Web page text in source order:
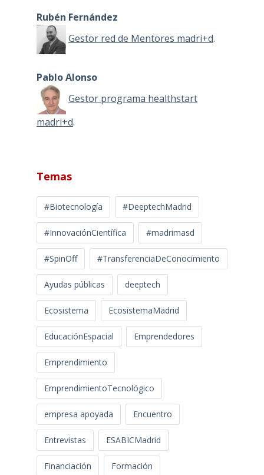
Rubén Fernández
Gestor red de Mentores madri+d.
Pablo Alonso
Gestor programa healthstart
madri+d.
Temas
#Biotecnología #DeeptechMadrid
#InnovaciónCientífica #madrimasd
#SpinOff #TransferenciaDeConocimiento
Ayudas públicas deeptech
Ecosistema EcosistemaMadrid
EducaciónEspacial Emprendedores
Emprendimiento
EmprendimientoTecnológico
empresa apoyada Encuentro
Entrevistas ESABICMadrid
Financiación Formación